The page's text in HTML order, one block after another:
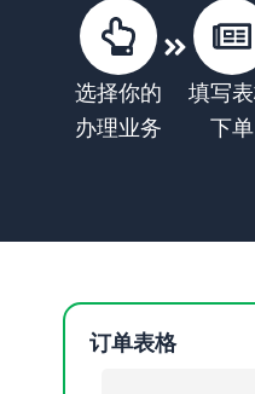
选择你的
办理业务
填写
下单
订单表格